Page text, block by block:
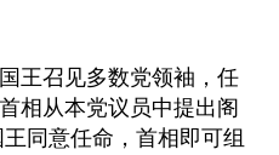
王召见多数党领袖，任
相从本党议员中提出阁
同意任命，首相即可组